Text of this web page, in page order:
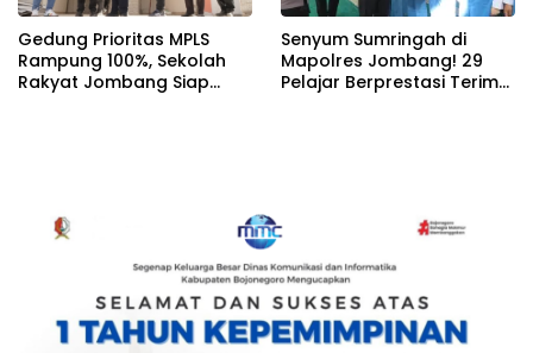
Gedung Prioritas MPLS
Rampung 100%, Sekolah
Rakyat Jombang Siap
Senyum Sumringah di
Mapolres Jombang! 29
Pelajar Berprestasi Terima